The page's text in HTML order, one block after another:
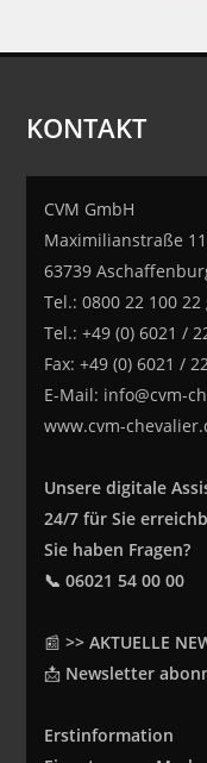
KONTAKT
CVM GmbH
Maximilianstraße 11
63739
Tel.: 0800 22 100
Tel.: +49 (0) 6021 /
Fax: +49 (0) 6021 /
E-Mail: info@cvm-
www.cvm-
Unsere digitale
24/7 für Sie
Sie haben Fragen?
📞 06021 54 00 00
📰 >> AKTUELLE
📩 Newsletter
Erstinformation